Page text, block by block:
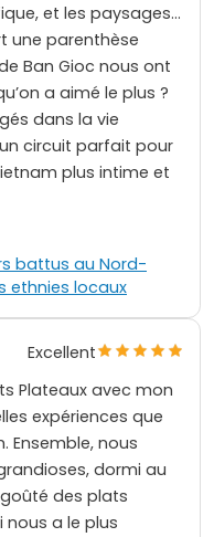
et les paysages…
une parenthèse
Ban Gioc nous ont
a aimé le plus ?
dans la vie
circuit parfait pour
plus intime et
battus au Nord-
ethnies locaux
Excellent
Plateaux avec mon
expériences que
Ensemble, nous
dormi au
des plats
nous a le plus